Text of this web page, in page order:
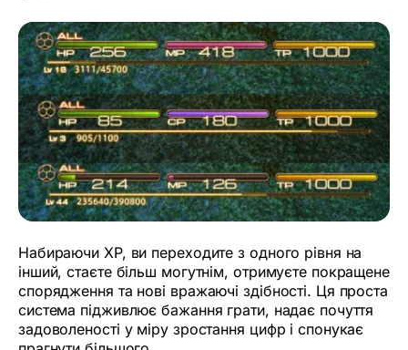
Набираючи XP, ви переходите з одного рівня на
інший, стаєте більш могутнім, отримуєте покращене
спорядження та нові вражаючі здібності. Ця проста
система підживлює бажання грати, надає почуття
задоволеності у міру зростання цифр і спонукає